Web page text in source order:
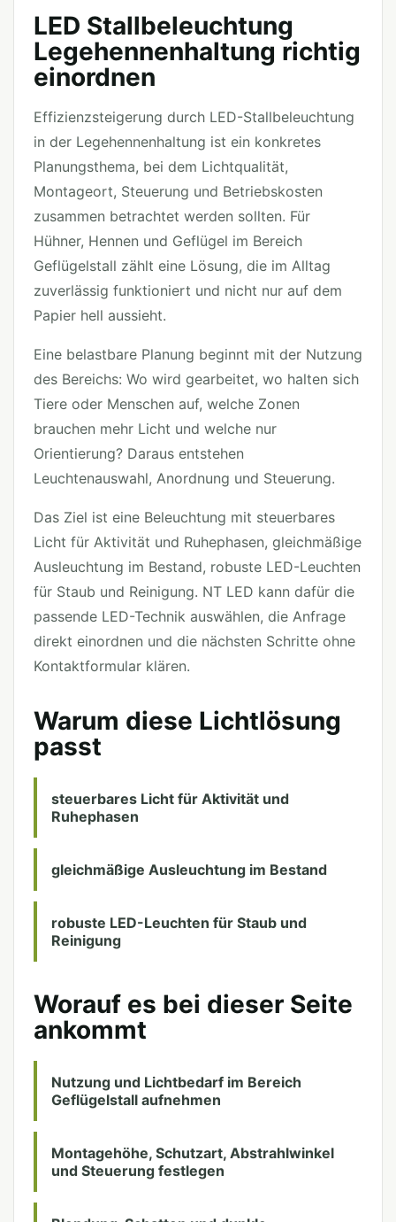
LED Stallbeleuchtung
Legehennenhaltung richtig
einordnen
Effizienzsteigerung durch LED-Stallbeleuchtung
in der Legehennenhaltung ist ein konkretes
Planungsthema, bei dem Lichtqualität,
Montageort, Steuerung und Betriebskosten
zusammen betrachtet werden sollten. Für
Hühner, Hennen und Geflügel im Bereich
Geflügelstall zählt eine Lösung, die im Alltag
zuverlässig funktioniert und nicht nur auf dem
Papier hell aussieht.
Eine belastbare Planung beginnt mit der Nutzung
des Bereichs: Wo wird gearbeitet, wo halten sich
Tiere oder Menschen auf, welche Zonen
brauchen mehr Licht und welche nur
Orientierung? Daraus entstehen
Leuchtenauswahl, Anordnung und Steuerung.
Das Ziel ist eine Beleuchtung mit steuerbares
Licht für Aktivität und Ruhephasen, gleichmäßige
Ausleuchtung im Bestand, robuste LED-Leuchten
für Staub und Reinigung. NT LED kann dafür die
passende LED-Technik auswählen, die Anfrage
direkt einordnen und die nächsten Schritte ohne
Kontaktformular klären.
Warum diese Lichtlösung
passt
steuerbares Licht für Aktivität und
Ruhephasen
gleichmäßige Ausleuchtung im Bestand
robuste LED-Leuchten für Staub und
Reinigung
Worauf es bei dieser Seite
ankommt
Nutzung und Lichtbedarf im Bereich
Geflügelstall aufnehmen
Montagehöhe, Schutzart, Abstrahlwinkel
und Steuerung festlegen